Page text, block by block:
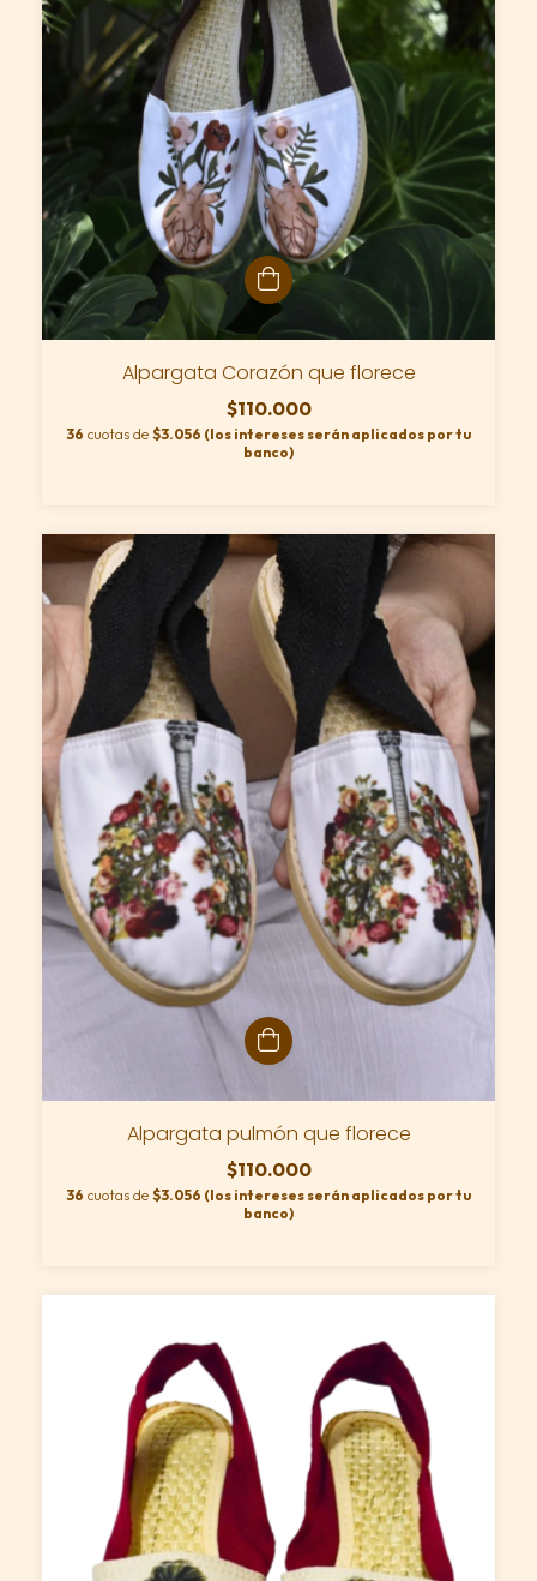
Alpargata Corazón que florece
$110.000
36 cuotas de $3.056 (los intereses serán aplicados por tu
banco)
Alpargata pulmón que florece
$110.000
36 cuotas de $3.056 (los intereses serán aplicados por tu
banco)